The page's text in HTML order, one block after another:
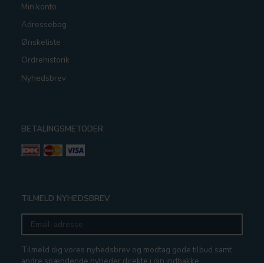
Min konto
Adressebog
Ønskeliste
Ordrehistorik
Nyhedsbrev
BETALINGSMETODER
TILMELD NYHEDSBREV
Email-
adresse
Tilmeld dig vores nyhedsbrev og modtag gode tilbud samt
andre spændende nyheder direkte i din indbakke.